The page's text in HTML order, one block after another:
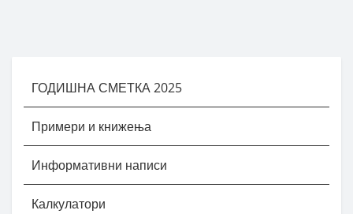
ГОДИШНА СМЕТКА 2025
Примери и книжења
Информативни написи
Калкулатори